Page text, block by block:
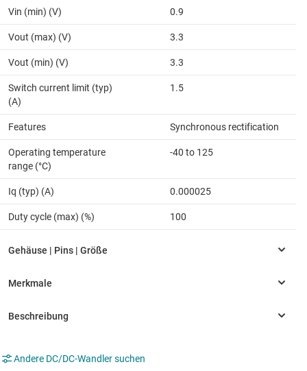
Vin (min) (V) 0.9
Vout (max) (V) 3.3
Vout (min) (V) 3.3
Switch current limit (typ)
(A)
1.5
Features Synchronous rectification
Operating temperature
range (°C)
-40 to 125
Iq (typ) (A) 0.000025
Duty cycle (max) (%) 100
Andere DC/DC-Wandler suchen